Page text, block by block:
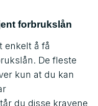
forbrukslån
enkelt å få
De fleste
kun at du kan
du disse kravene